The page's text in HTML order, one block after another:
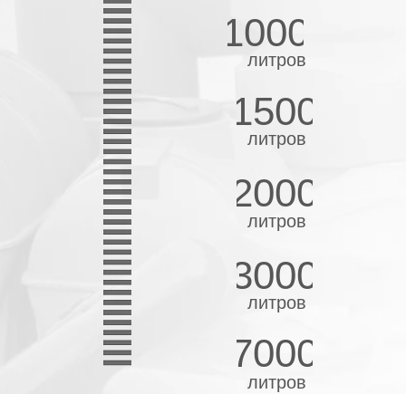
литров
1500
литров
2000
литров
3000
литров
7000
литров
1000